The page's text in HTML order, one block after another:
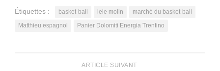
Étiquettes : basket-ball lele molin
marché du basket-ball
Matthieu espagnol
Panier Dolomiti Energia Trentino
ARTICLE SUIVANT